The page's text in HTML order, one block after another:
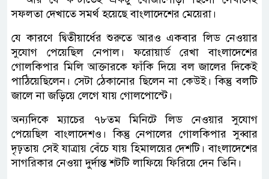
সফলতা দেখাতে সমর্থ হয়েছে বাংলাদেশের মেয়েরা।
যে কারণে দ্বিতীয়ার্ধের শুরুতে আরও একবার লিড নেওয়ার
সুযোগ পেয়েছিল নেপাল। ফরোয়ার্ড রেখা বাংলাদেশের
গোলকিপার মিলি আক্তারকে ফাঁকি দিয়ে বল জালের দিকেই
পাঠিয়েছিলেন। সেটা ঠেকানোর ছিলেন না কেউই। কিন্তু বলটি
জালে না জড়িয়ে লেগে যায় গোলপোস্টে।
অন্যদিকে ম্যাচের ৭৮তম মিনিটে লিড নেওয়ার সুযোগ
পেয়েছিল বাংলাদেশও। কিন্তু নেপালের গোলকিপার সুব্বার
দৃঢ়তায় সেই যাত্রায় বেঁচে যায় হিমালয়ের দেশটি। বাংলাদেশের
সাগরিকার নেওয়া দুর্দান্ত শটটি লাফিয়ে ফিরিয়ে দেন তিনি।